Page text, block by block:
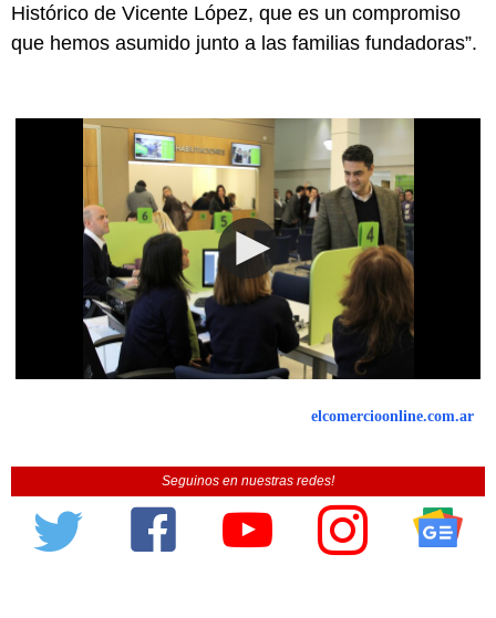
Histórico de Vicente López, que es un compromiso
que hemos asumido junto a las familias fundadoras”.
elcomercioonline.com.ar
Seguinos en nuestras redes!